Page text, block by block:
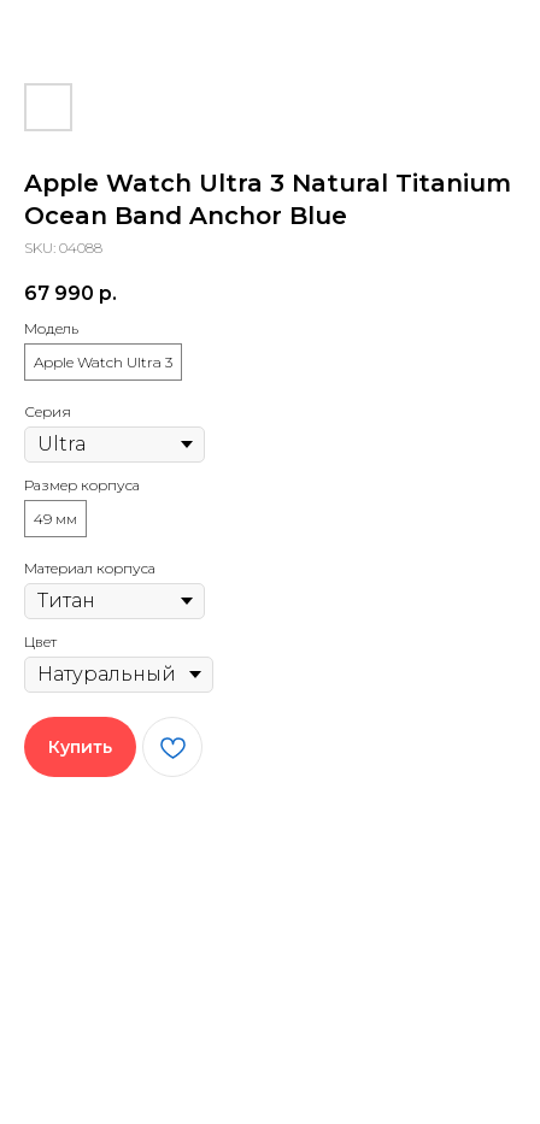
Apple Watch Ultra 3 Natural Titanium
Ocean Band Anchor Blue
SKU: 04088
67 990 р.
Модель
Apple Watch Ultra 3
Серия
Размер корпуса
49 мм
Материал корпуса
Цвет
Купить
Проложить маршрут
Барнаул, проспект Ленина, 42